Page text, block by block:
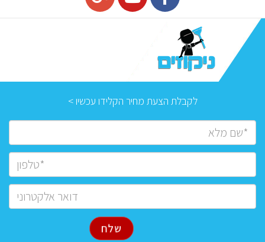
לקבלת הצעת מחיר הקלידו עכשיו >